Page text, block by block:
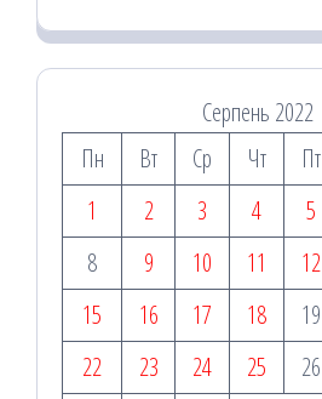
Серпень 2022
Пн
Вт Ср Чт Пт
1
2 3 4 5
8
9 10 11 12
15
16 17 18 19
22
23 24 25 26